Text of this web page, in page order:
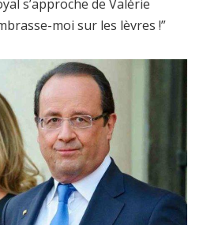
s’approche de Valérie
moi sur les lèvres !”